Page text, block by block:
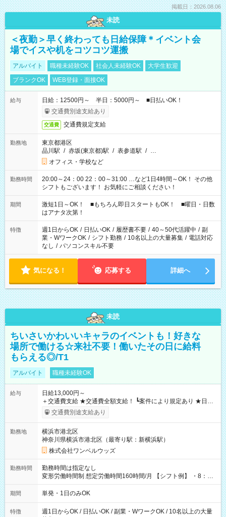
掲載日：2026.08.06
未読
＜夜勤＞早く終わっても日給保障＊イベント会
場でイスや机をコツコツ運搬
アルバイト 職種未経験OK 社会人未経験OK
大学生歓迎
ブランクOK
WEB登録・面接OK
給与
日給：12500円～ 半日：5000円～ ■日払いOK！
交通費別途支給あり
交通費 交通費規定支給
勤務地
東京都港区
品川駅 / 赤坂(東京都)駅 / 表参道駅 / …
オフィス・学校など
勤務時間
20:00～24：00 22：00～31:00 …など1日4時間～OK！ その他
シフトもございます！ お気軽にご相談ください！
期間
激短1日～OK！ ■もちろん即日スタートもOK！ ■曜日・日数
はアナタ次第！
特徴 週1日からOK / 日払いOK / 履歴書不要 / 40～50代活躍中 / 副
業・WワークOK / シフト勤務 / 10名以上の大量募集 / 電話対応
なし / パソコンスキル不要
気になる！ 応募する 詳細へ
未読
ちいさいかわいいキャラのイベントも！好きな
場所で働ける☆来社不要！働いたその日に給料
もらえる◎/T1
アルバイト 職種未経験OK
給与
日給13,000円～
＋交通費支給 ★交通費全額支給！ ┗案件により規定あり ★日払
いOK！（規定あり） ┗働いたその日に現金GET♪ お仕事後はコ
ンビニATMから 日払い分を引き落とせます！ 【試用期間】試
交通費別途支給あり
勤務地
横浜市港北区
神奈川県横浜市港北区（最寄り駅：新横浜駅）
株式会社ワンベルウッズ
勤務時間
勤務時間は指定なし
変形労働時間制 想定労働時間160時間/月 【シフト例】 ・8：00
～21：00
期間 単発・1日のみOK
特徴
週1日からOK / 日払いOK / 副業・WワークOK / 10名以上の大量